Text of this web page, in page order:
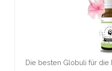
Die besten Globuli für die